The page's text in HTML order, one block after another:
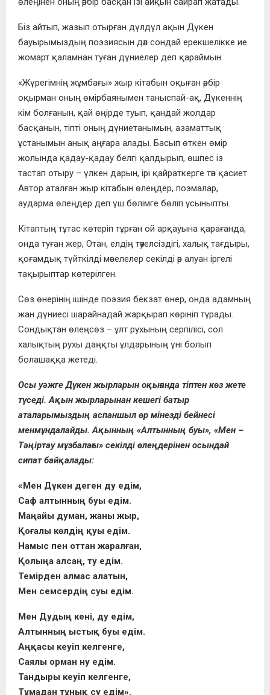
Біз айтып, жазып отырған дүлдүл ақын Дүкен
бауырымыздың поэзиясын дәл сондай ерекшелікке ие
жомарт қаламнан туған дүниелер деп қараймын.
«Жүрегімнің жұмбағы» жыр кітабын оқыған әрбір
оқырман оның өмір­баянымен таныспай-ақ, Дүкеннің
кім болғанын, қай өңірде туып, қандай жолдар
басқанын, тіпті оның дүниетанымын, азаматтық
ұстанымын анық аңғара алады. Басып өткен өмір
жолында қадау-қадау белгі қалдырып, өшпес із
тастап отыру – үлкен дарын, ірі қайраткерге тән қасиет.
Автор аталған жыр кітабын өлеңдер, поэмалар,
аударма өлеңдер деп үш бөлімге бөліп ұсыныпты.
Кітаптың тұтас көтеріп тұрған ой арқауына қарағанда,
онда туған жер, Отан, елдің тәуелсіздігі, халық тағдыры,
қоғамдық түйткілді мәселелер секілді әр алуан іргелі
тақырыптар көтерілген.
Сөз өнерінің ішінде поэзия бекзат өнер, онда адамның
жан дүниесі шарайнадай жарқырап көрініп тұрады.
Сондықтан өлеңсөз – ұлт рухының серпілісі, сол
халықтың рухы даңқты ұлдарының үні болып
болашаққа жетеді.
Осы уәжге Дүкен жырларын оқығанда тіптен көз жете
түседі. Ақын жырларынан кешегі батыр
аталарымыздың аспаншыл өр мінезді бейнесі
менмұндалайды. Ақынның «Алтынның буы», «Мен –
Тәңіртау мұзбалағы» секілді өлеңдерінен осындай
сипат байқалады:
«Мен Дүкен деген ду едім,
Саф алтынның буы едім.
Маңайы думан, жаны жыр,
Қоғалы көлдің қуы едім.
Намыс пен оттан жаралған,
Қолыңа алсаң, ту едім.
Темірден алмас алатын,
Мен семсердің суы едім.
Мен Дудың кені, ду едім,
Алтынның ыстық буы едім.
Аңқасы кеуіп келгенге,
Саялы орман ну едім.
Тандыры кеуіп келгенге,
Тұмадан тұнық су едім».